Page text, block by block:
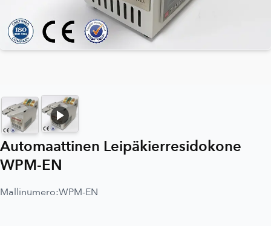
Automaattinen Leipäkierresidokone
WPM-EN
Mallinumero:WPM-EN